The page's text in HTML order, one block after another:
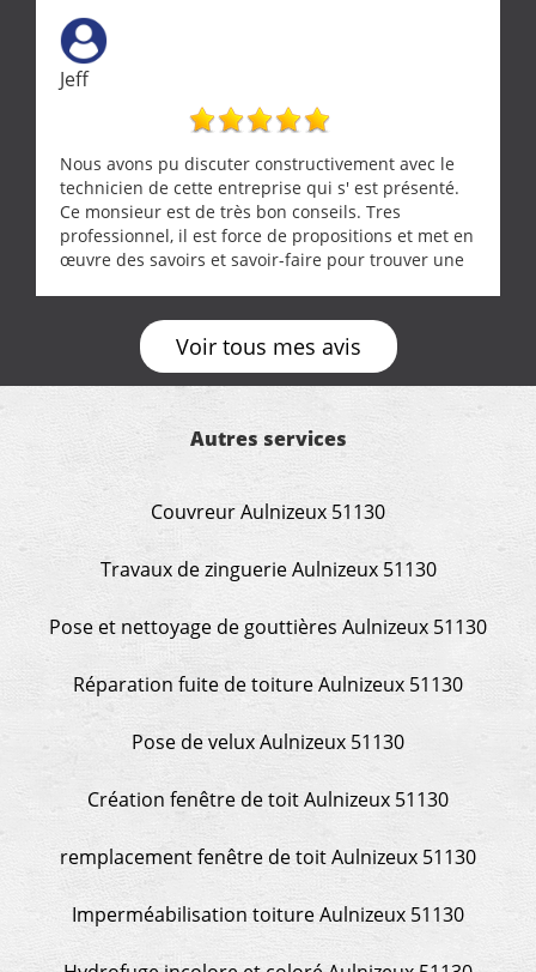
Jeff
Nous avons pu discuter constructivement avec le
technicien de cette entreprise qui s' est présenté.
Ce monsieur est de très bon conseils. Tres
professionnel, il est force de propositions et met en
œuvre des savoirs et savoir-faire pour trouver une
ne se trouve que chez les pationnés de leur métier.
Merci a ce monsieur pour sa disponibilité
Voir tous mes avis
Autres services
Couvreur Aulnizeux 51130
Travaux de zinguerie Aulnizeux 51130
Pose et nettoyage de gouttières Aulnizeux 51130
Réparation fuite de toiture Aulnizeux 51130
Pose de velux Aulnizeux 51130
Création fenêtre de toit Aulnizeux 51130
remplacement fenêtre de toit Aulnizeux 51130
Imperméabilisation toiture Aulnizeux 51130